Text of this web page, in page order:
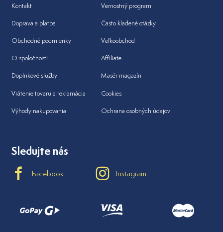
Kontakt
Doprava a platba
Obchodné podmienky
O spoločnosti
Doplnkové služby
Vrátenie tovaru a reklamácia
Výhody nakupovania
Vernostný program
Často kladené otázky
Veľkoobchod
Affiliate
Masér magazín
Cookies
Ochrana osobných údajov
Sledujte nás
Facebook Instagram